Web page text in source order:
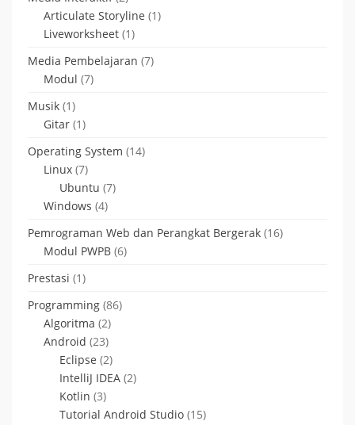
Articulate Storyline (1)
Liveworksheet (1)
Media Pembelajaran (7)
Modul (7)
Musik (1)
Gitar (1)
Operating System (14)
Linux (7)
Ubuntu (7)
Windows (4)
Pemrograman Web dan Perangkat Bergerak (16)
Modul PWPB (6)
Prestasi (1)
Programming (86)
Algoritma (2)
Android (23)
Eclipse (2)
IntelliJ IDEA (2)
Kotlin (3)
Tutorial Android Studio (15)